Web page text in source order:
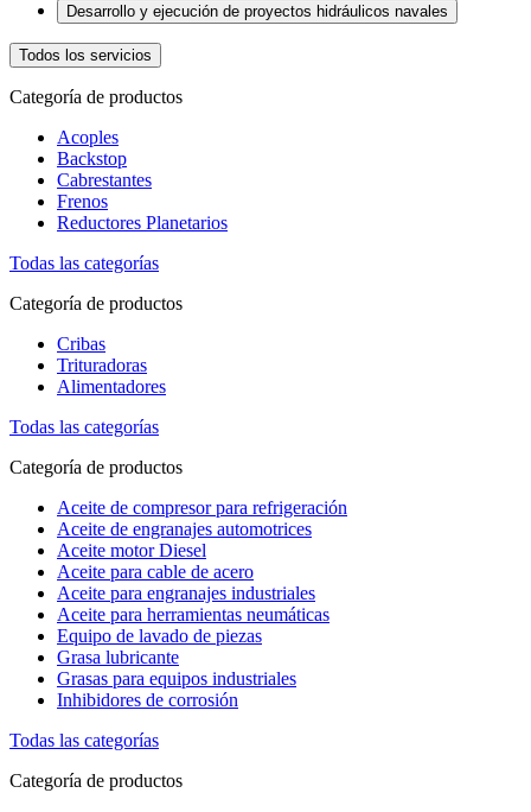
Desarrollo y ejecución de proyectos hidráulicos navales
Todos los servicios
Categoría de productos
Acoples
Backstop
Cabrestantes
Frenos
Reductores Planetarios
Todas las categorías
Categoría de productos
Cribas
Trituradoras
Alimentadores
Todas las categorías
Categoría de productos
Aceite de compresor para refrigeración
Aceite de engranajes automotrices
Aceite motor Diesel
Aceite para cable de acero
Aceite para engranajes industriales
Aceite para herramientas neumáticas
Equipo de lavado de piezas
Grasa lubricante
Grasas para equipos industriales
Inhibidores de corrosión
Todas las categorías
Categoría de productos